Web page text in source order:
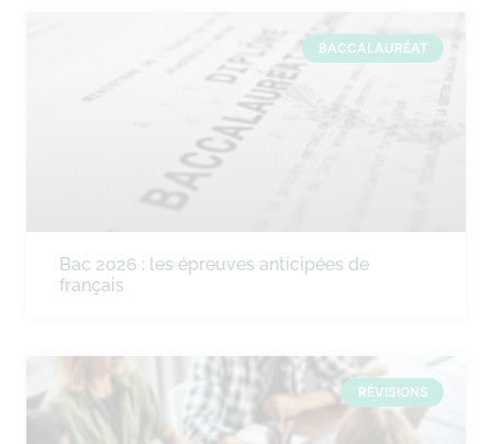
BACCALAURÉAT
Bac 2026 : les épreuves anticipées de
français
RÉVISIONS